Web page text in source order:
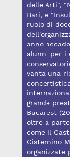
delle Arti",
Bari, e
ruolo di
anno
alunni per i
vanta una
grande
Bucarest
oltre a
come il
Cisternino
organizzate